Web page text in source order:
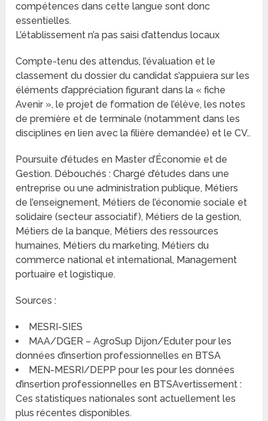
compétences dans cette langue sont donc
essentielles.
L’établissement n’a pas saisi d’attendus locaux
Compte-tenu des attendus, l’évaluation et le
classement du dossier du candidat s’appuiera sur les
éléments d’appréciation figurant dans la « fiche
Avenir », le projet de formation de l’élève, les notes
de première et de terminale (notamment dans les
disciplines en lien avec la filière demandée) et le CV..
Poursuite d’études en Master d’Économie et de
Gestion. Débouchés : Chargé d’études dans une
entreprise ou une administration publique, Métiers
de l’enseignement, Métiers de l’économie sociale et
solidaire (secteur associatif), Métiers de la gestion,
Métiers de la banque, Métiers des ressources
humaines, Métiers du marketing, Métiers du
commerce national et international, Management
portuaire et logistique.
Sources :
MESRI-SIES
MAA/DGER – AgroSup Dijon/Eduter pour les
données d’insertion professionnelles en BTSA
MEN-MESRI/DEPP pour les pour les données
d’insertion professionnelles en BTSAvertissement :
Ces statistiques nationales sont actuellement les
plus récentes disponibles.